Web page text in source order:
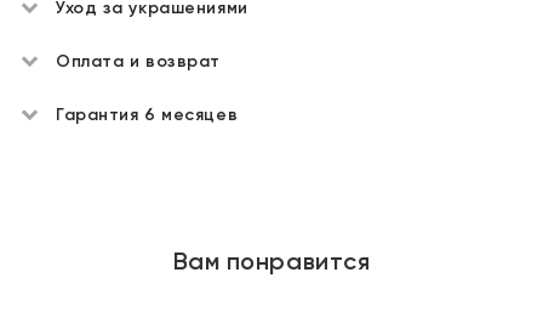
Уход за украшениями
Оплата и возврат
Гарантия 6 месяцев
Вам понравится